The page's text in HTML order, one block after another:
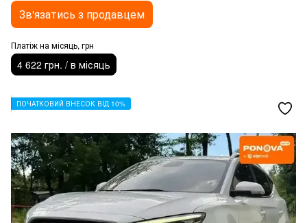
Зв'язатись з продавцем
Платіж на місяць, грн
4 622 грн. / в місяць
ПОЧАТКОВИЙ ВНЕСОК ВІД 10%